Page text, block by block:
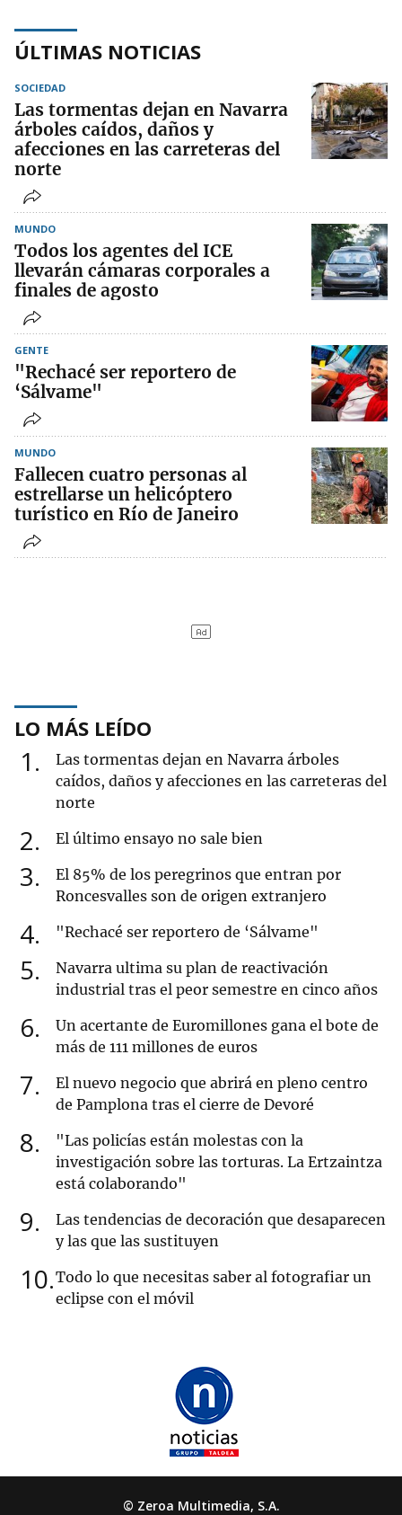
ÚLTIMAS NOTICIAS
SOCIEDAD
Las tormentas dejan en Navarra
árboles caídos, daños y
afecciones en las carreteras del
norte
MUNDO
Todos los agentes del ICE
llevarán cámaras corporales a
finales de agosto
GENTE
"Rechacé ser reportero de
‘Sálvame"
MUNDO
Fallecen cuatro personas al
estrellarse un helicóptero
turístico en Río de Janeiro
LO MÁS LEÍDO
1
Las tormentas dejan en Navarra árboles
caídos, daños y afecciones en las carreteras del
norte
2 El último ensayo no sale bien
3
El 85% de los peregrinos que entran por
Roncesvalles son de origen extranjero
4 "Rechacé ser reportero de ‘Sálvame"
5
Navarra ultima su plan de reactivación
industrial tras el peor semestre en cinco años
6
Un acertante de Euromillones gana el bote de
más de 111 millones de euros
7
El nuevo negocio que abrirá en pleno centro
de Pamplona tras el cierre de Devoré
8
"Las policías están molestas con la
investigación sobre las torturas. La Ertzaintza
está colaborando"
9
Las tendencias de decoración que desaparecen
y las que las sustituyen
10 Todo lo que necesitas saber al fotografiar un
eclipse con el móvil
© Zeroa Multimedia, S.A.